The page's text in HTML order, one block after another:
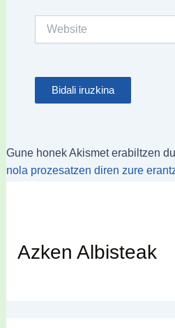
Gune honek Akismet erabiltzen
nola prozesatzen diren zure
Azken Albisteak